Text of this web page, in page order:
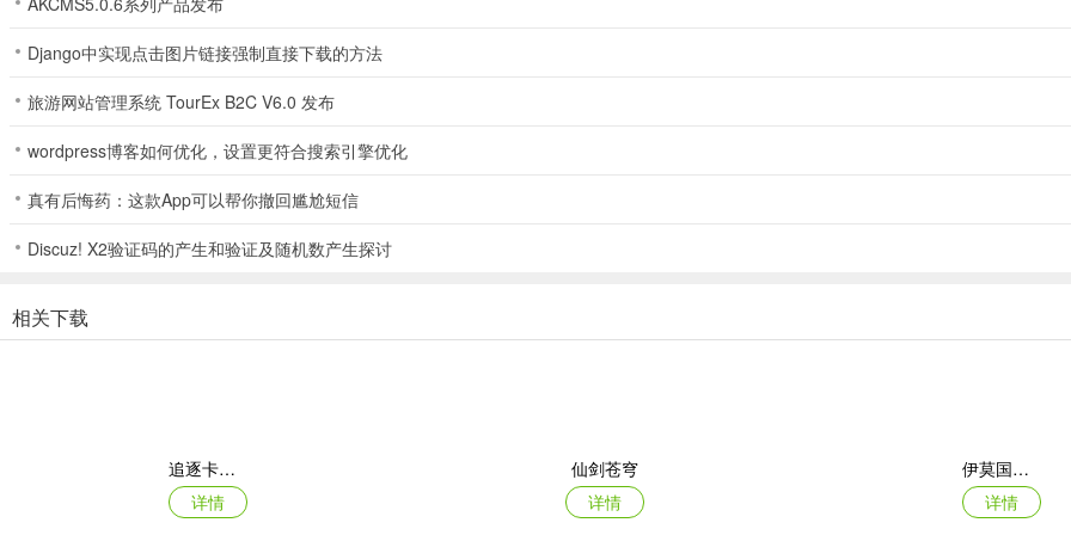
冠名制霸：主城右侧冠名领取，再冲击充值返利-超级冠名制霸区服
天降奇遇：拉满十倍切割档位→拿奇遇法宝（BOSS血量切割）
游戏特色
1、【公平生态】
任务、图鉴、奇遇降妖等全流程中，真实掉落充值卡，拒绝虚拟红包与假币，让游戏回归本质。
3、【战斗体系革新】
散人神器助力：千里夺命蛊毒等独特技能，打怪即可获得成长型装备，平民玩家也能逆袭封神，一切皆有可能。
Django中实现点击图片链接强制直接下载的方法
旅游网站管理系统 TourEx B2C V6.0 发布
wordpress博客如何优化，设置更符合搜索引擎优化
真有后悔药：这款App可以帮你撤回尴尬短信
Discuz! X2验证码的产生和验证及随机数产生探讨
相关下载
追逐卡蕾多
详情
仙剑苍穹
详情
伊莫国际服
详情